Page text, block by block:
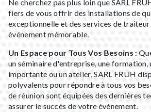
Ne cherchez pas plus loin que SARL
fiers de vous offrir des installations de
exceptionnelle et des services de
événement mémorable.
Un Espace pour Tous Vos Besoins :
un séminaire d'entreprise, une formation,
importante ou un atelier, SARL FRUH
polyvalents pour répondre à tous vos
de réunion sont équipées des dernières
assurer le succès de votre événement.